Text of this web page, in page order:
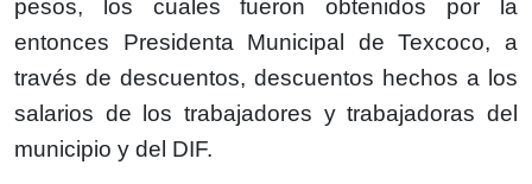
pesos, los cuales fueron obtenidos por la
entonces Presidenta Municipal de Texcoco, a
través de descuentos, descuentos hechos a los
salarios de los trabajadores y trabajadoras del
municipio y del DIF.